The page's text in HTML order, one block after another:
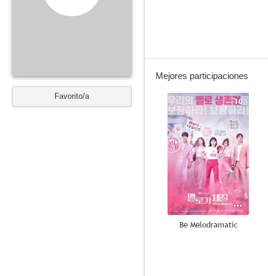
Favorito/a
Mejores participaciones
10
Be Melodramatic